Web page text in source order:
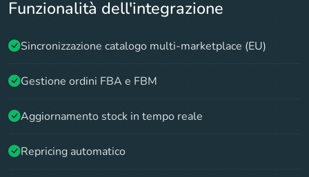
Funzionalità dell'integrazione
Sincronizzazione catalogo multi-marketplace (EU)
Gestione ordini FBA e FBM
Aggiornamento stock in tempo reale
Repricing automatico